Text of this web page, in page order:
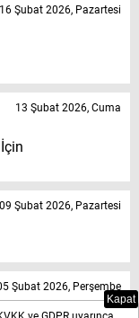
16 Şubat 2026, Pazartesi
13 Şubat 2026, Cuma
09 Şubat 2026, Pazartesi
Şubat 2026, Perşembe
Kapat